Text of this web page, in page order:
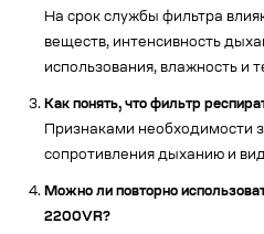
На срок службы фильтра
веществ, интенсивность
использования, влажность и
Как понять, что фильтр
Признаками необходимости
сопротивления дыханию и
Можно ли повторно
2200VR?